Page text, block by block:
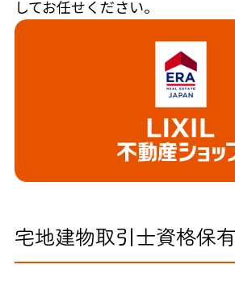
してお任せください。
宅地建物取引士資格保